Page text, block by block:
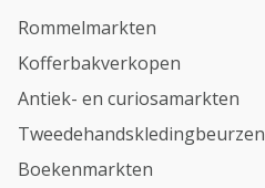
Rommelmarkten
Kofferbakverkopen
Antiek- en curiosamarkten
Tweedehandskledingbeurzen
Boekenmarkten